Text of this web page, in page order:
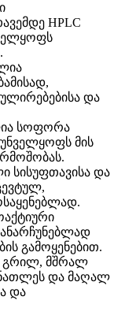
HPLC
და
სოფორა
მის
სისუფთავისა და
გამოყენებით.
გრილ, მშრალ
და მაღალ
და